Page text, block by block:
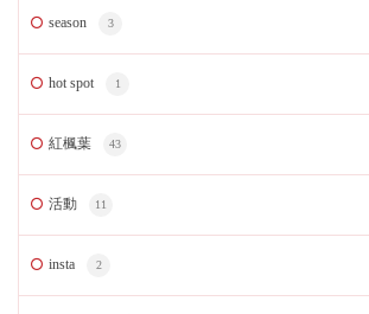
season 3
hot spot 1
紅楓葉 43
活動 11
insta 2